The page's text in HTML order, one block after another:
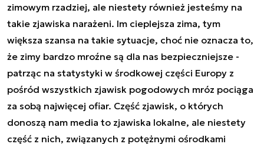
zimowym rzadziej, ale niestety również jesteśmy na
takie zjawiska narażeni. Im cieplejsza zima, tym
większa szansa na takie sytuacje, choć nie oznacza to,
że zimy bardzo mroźne są dla nas bezpieczniejsze -
patrząc na statystyki w środkowej części Europy z
pośród wszystkich zjawisk pogodowych mróz pociąga
za sobą najwięcej ofiar. Część zjawisk, o których
donoszą nam media to zjawiska lokalne, ale niestety
część z nich, związanych z potężnymi ośrodkami